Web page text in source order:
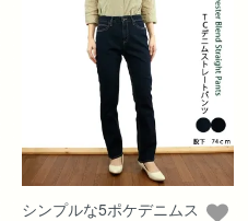
シンプルな5ポケデニムス